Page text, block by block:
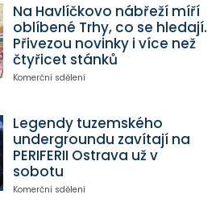
Na Havlíčkovo nábřeží míří
oblíbené Trhy, co se hledají.
Přivezou novinky i více než
čtyřicet stánků
Komerční sdělení
Legendy tuzemského
undergroundu zavítají na
PERIFERII Ostrava už v
sobotu
Komerční sdělení